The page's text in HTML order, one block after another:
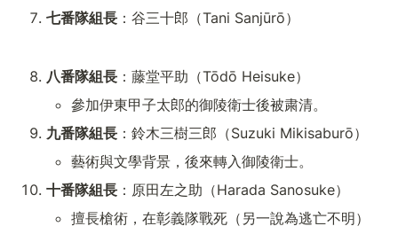
七番隊組長 ：谷三十郎（Tani Sanjūrō）
八番隊組長 ：藤堂平助（Tōdō Heisuke）
參加伊東甲子太郎的御陵衛士後被粛清。
九番隊組長 ：鈴木三樹三郎（Suzuki Mikisaburō）
藝術與文學背景，後來轉入御陵衛士。
十番隊組長 ：原田左之助（Harada Sanosuke）
擅長槍術，在彰義隊戰死（另一說為逃亡不明）